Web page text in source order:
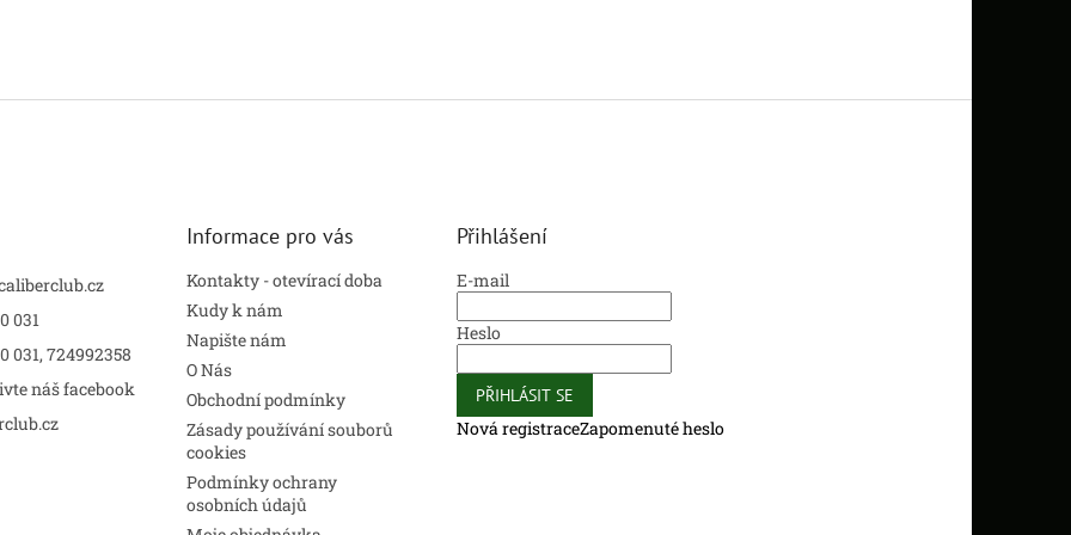
031
031, 724992358
náš facebook
Informace pro vás
Kontakty - otevírací doba
Kudy k nám
Napište nám
O Nás
Obchodní podmínky
Zásady používání souborů
cookies
Podmínky ochrany
osobních údajů
Přihlášení
E-mail
Heslo
PŘIHLÁSIT SE
Nová registraceZapomenuté heslo